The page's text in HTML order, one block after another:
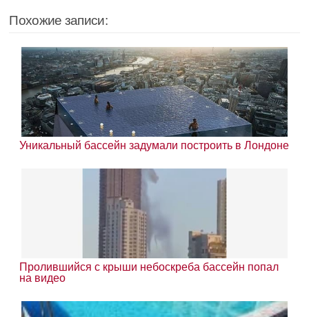
Похожие записи:
Уникальный бассейн задумали построить в Лондоне
Пролившийся с крыши небоскреба бассейн попал
на видео